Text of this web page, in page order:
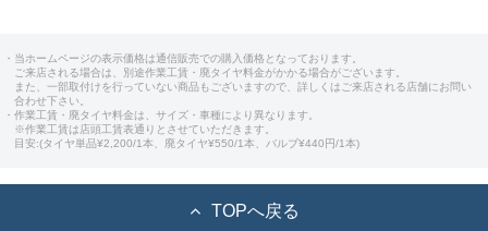
・当ホームページの表示価格は通信販売での購入価格となっております。
ご来店される場合は、別途作業工賃・廃タイヤ料金がかかる場合がございます。
また、一部取付けを行っていない商品もございますので、詳しくはご来店される店舗にお問い
合わせ下さい。
・作業工賃・廃タイヤ料金は、サイズ・車種により異なります。
※作業工賃は店頭工賃表通りとさせていただきます。
目安:(タイヤ単品¥2,200/1本、廃タイヤ¥550/1本、バルブ¥440円/1本)
TOPへ戻る